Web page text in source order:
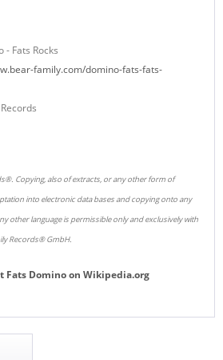
- Fats Rocks
family.com/domino-fats-fats-
Copying, also of extracts, or any other form of
into electronic data bases and copying onto any
other language is permissible only and exclusively with
Records® GmbH.
Fats Dominoon Wikipedia.org